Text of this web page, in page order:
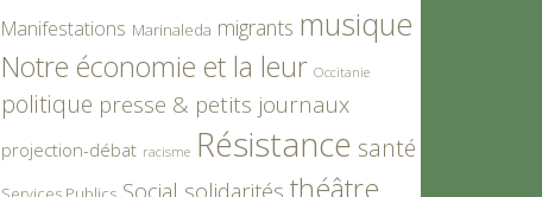
Manifestations Marinaleda migrants musique
Notre économie et la leur Occitanie
politique presse & petits journaux
projection-débat racisme Résistance santé
Social solidarités théâtre